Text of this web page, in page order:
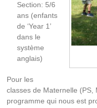
Section: 5/6
ans (enfants
de ‘Year 1’
dans le
système
anglais)
Pour les
classes de Maternelle (PS,
programme qui nous est